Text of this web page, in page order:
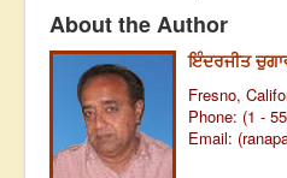
About the Author
ਇੰਦਰਜੀਤ
Fresno,
Phone: (1 -
Email: (